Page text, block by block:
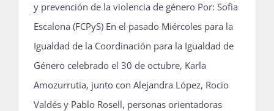
y prevención de la violencia de género Por: Sofia
Escalona (FCPyS) En el pasado Miércoles para la
Igualdad de la Coordinación para la Igualdad de
Género celebrado el 30 de octubre, Karla
Amozurrutia, junto con Alejandra López, Rocio
Valdés y Pablo Rosell, personas orientadoras